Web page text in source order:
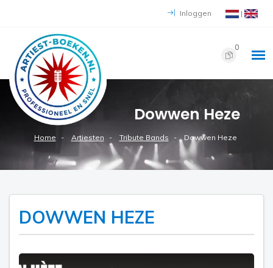
Inloggen |
0
Dowwen Heze
Home Artiesten Tribute Bands Dowwen Heze
DOWWEN HEZE